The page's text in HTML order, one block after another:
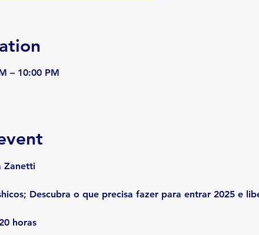
– 10:00 PM
Zanetti
Descubra o que precisa fazer para entrar 2025 e
horas